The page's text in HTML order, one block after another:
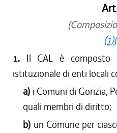
(1)
1. Il CAL è composto
istituzionale di enti locali
a) i Comuni di Gorizia,
quali membri di diritto;
b) un Comune per